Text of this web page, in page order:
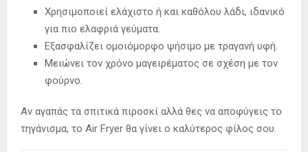
Χρησιμοποιεί ελάχιστο ή και καθόλου λάδι, ιδανικό
για πιο ελαφριά γεύματα.
Εξασφαλίζει ομοιόμορφο ψήσιμο με τραγανή υφή.
Μειώνει τον χρόνο μαγειρέματος σε σχέση με τον
φούρνο.
Αν αγαπάς τα σπιτικά πιροσκί αλλά θες να αποφύγεις το
τηγάνισμα, το Air Fryer θα γίνει ο καλύτερος φίλος σου.